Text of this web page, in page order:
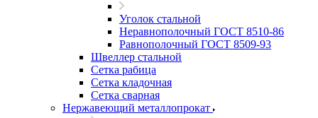
Уголок стальной
Неравнополочный ГОСТ 8510-86
Равнополочный ГОСТ 8509-93
Швеллер стальной
Сетка рабица
Сетка кладочная
Сетка сварная
Нержавеющий металлопрокат